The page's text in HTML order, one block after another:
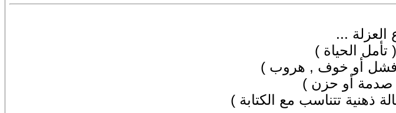
العزلة ...
تأمل الحياة )
فشل أو خوف , هروب )
صدمة أو حزن )
ذهنية تتناسب مع الكتابة )